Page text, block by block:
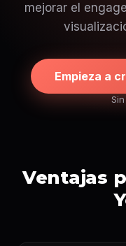
mejorar el
Empieza a
Ventajas